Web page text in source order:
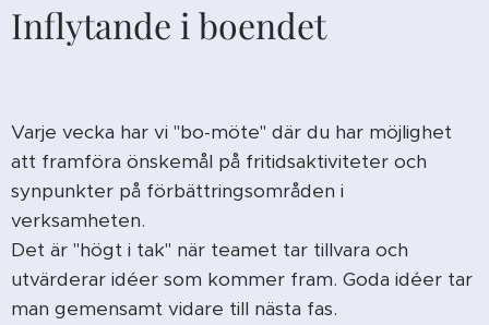
Inflytande i boendet
Varje vecka har vi "bo-möte" där du har möjlighet
att framföra önskemål på fritidsaktiviteter och
synpunkter på förbättringsområden i
verksamheten.
Det är "högt i tak" när teamet tar tillvara och
utvärderar idéer som kommer fram. Goda idéer tar
man gemensamt vidare till nästa fas.